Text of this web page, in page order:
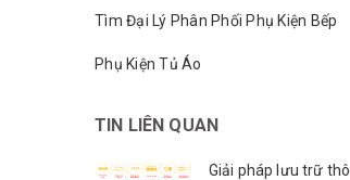
Tìm Đại Lý Phân Phối Phụ Kiện Bếp
Phụ Kiện Tủ Áo
TIN LIÊN QUAN
Giải pháp lưu trữ